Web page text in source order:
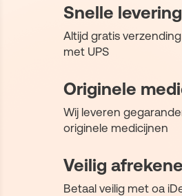
Snelle levering
Altijd gratis
met UPS
Originele
Wij leveren
originele medicijnen
Veilig
Betaal veilig met oa